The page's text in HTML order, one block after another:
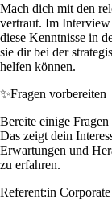
Mach dich mit den
vertraut. Im
diese Kenntnisse in
sie dir bei der
helfen können.
✨Fragen vorbereiten
Bereite einige
Das zeigt dein
Erwartungen und
zu erfahren.
Referent:in